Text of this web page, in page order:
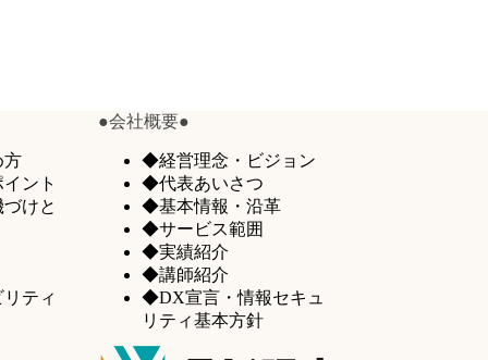
方
ント
けと
ティ
●会社概要●
◆経営理念・ビジョン
◆代表あいさつ
◆基本情報・沿革
◆サービス範囲
◆実績紹介
◆講師紹介
◆DX宣言・情報セキュ
リティ基本方針